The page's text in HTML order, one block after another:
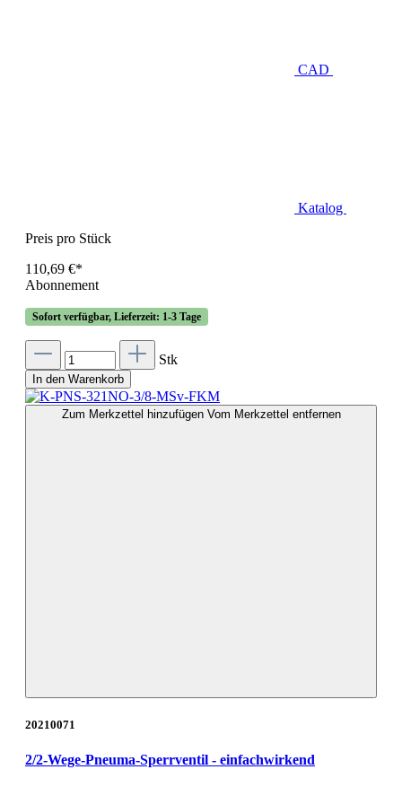
CAD
Katalog
Preis pro Stück
110,69 €*
Abonnement
Sofort verfügbar, Lieferzeit: 1-3 Tage
Stk
In den Warenkorb
Zum Merkzettel hinzufügen Vom Merkzettel entfernen
20210071
2/2-Wege-Pneuma-Sperrventil - einfachwirkend